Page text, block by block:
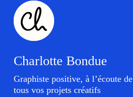
Charlotte Bondue
Graphiste positive, à l’écoute de
tous vos projets créatifs